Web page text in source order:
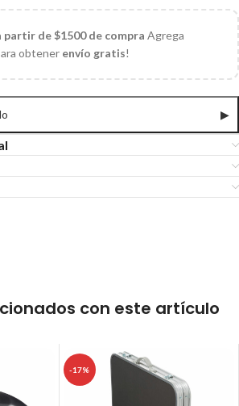
partir de $1500 de compra Agrega
obtener envío gratis!
▶
con este artículo
-17%